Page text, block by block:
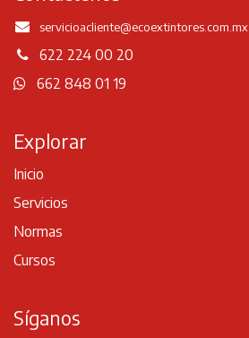
servicioacliente@ecoextintores.com.mx
622 224 00 20
662 848 01 19
Explorar
Inicio
Servicios
Normas
Cursos
Síganos